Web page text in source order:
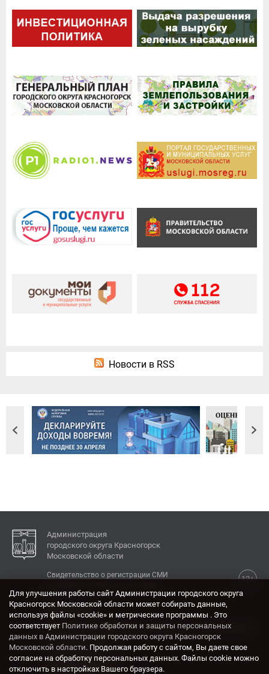
Новости в RSS
Администрация
городского округа Красногорск
Московской области
12+
Свидетельство о регистрации СМИ
КОНТАКТЫ
Адрес: 143404, Московская область, г. Красногорск,
ул. Ленина, дом 4.
Электронная почта:
krasrn@mosreg.ru
Для улучшения работы сайт Администрации городского округа
Красногорск Московской области может собирать данные,
используя файлы «cookie» и метрические программы . Это
соответствует Политике обработки и защиты персональных
данных в Администрации городского округа Красногорск
Московской области. Продолжая работу с сайтом, Вы даете свое
согласие на обработку персональных данных. Файлы cookie можно
отключить в настройках Вашего браузера.